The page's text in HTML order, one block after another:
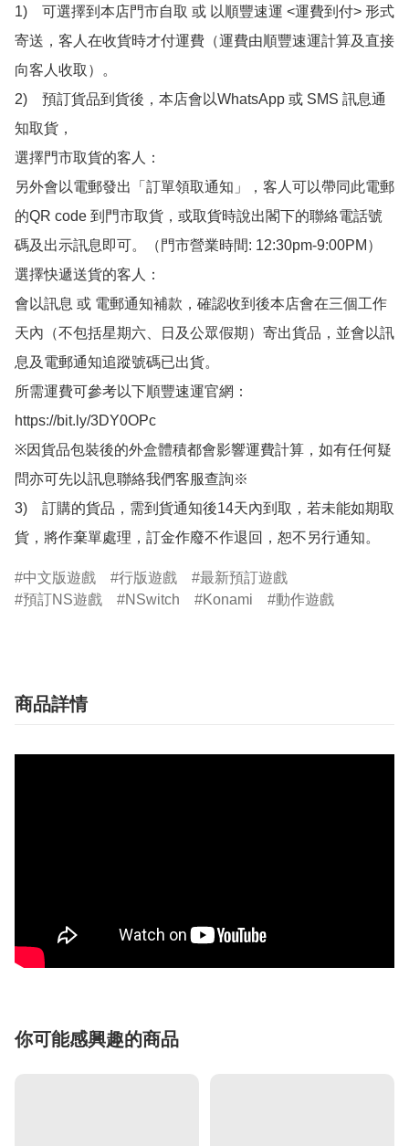
1)　可選擇到本店門市自取 或 以順豐速運 <運費到付> 形式
寄送，客人在收貨時才付運費（運費由順豐速運計算及直接
向客人收取）。
2)　預訂貨品到貨後，本店會以WhatsApp 或 SMS 訊息通
知取貨，
選擇門市取貨的客人：
另外會以電郵發出「訂單領取通知」，客人可以帶同此電郵
的QR code 到門市取貨，或取貨時說出閣下的聯絡電話號
碼及出示訊息即可。（門市營業時間: 12:30pm-9:00PM）
選擇快遞送貨的客人：
會以訊息 或 電郵通知補款，確認收到後本店會在三個工作
天內（不包括星期六、日及公眾假期）寄出貨品，並會以訊
息及電郵通知追蹤號碼已出貨。
所需運費可參考以下順豐速運官網：
https://bit.ly/3DY0OPc
※因貨品包裝後的外盒體積都會影響運費計算，如有任何疑
問亦可先以訊息聯絡我們客服查詢※
3)　訂購的貨品，需到貨通知後14天內到取，若未能如期取
貨，將作棄單處理，訂金作廢不作退回，恕不另行通知。
中文版遊戲 行版遊戲
最新預訂遊戲
預訂NS遊戲
NSwitch Konami 動作遊戲
商品詳情
你可能感興趣的商品